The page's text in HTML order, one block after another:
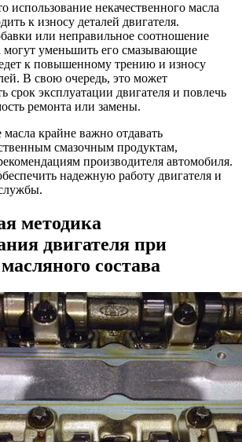
использование некачественного масла
к износу деталей двигателя.
или неправильное соотношение
могут уменьшить его смазывающие
к повышенному трению и износу
В свою очередь, это может
срок эксплуатации двигателя и повлечь
ремонта или замены.
крайне важно отдавать
смазочным продуктам,
производителя автомобиля.
надежную работу двигателя и
методика
двигателя при
состава